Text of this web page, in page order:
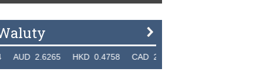
2.6265 HKD 0.4758 CAD 2.6618 NZD 2.1914